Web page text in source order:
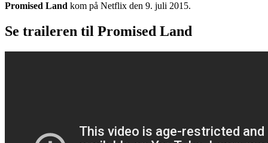
Promised Land kom på Netflix den 9. juli 2015.
Se traileren til Promised Land